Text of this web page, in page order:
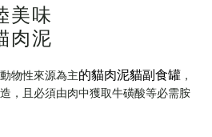
美味
肉泥
物性來源為主的貓肉泥貓副食罐 ，
，且必須由肉中獲取牛磺酸等必需胺